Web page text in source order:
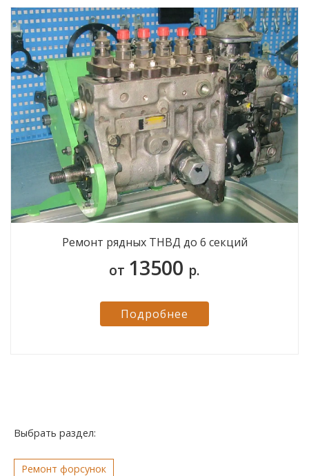
Ремонт рядных ТНВД до 6 секций
от 13500 р.
Подробнее
Выбрать раздел:
Ремонт форсунок